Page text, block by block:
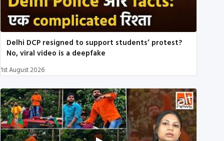
Delhi DCP resigned to support students’ protest?
No, viral video is a deepfake
1st August 2026